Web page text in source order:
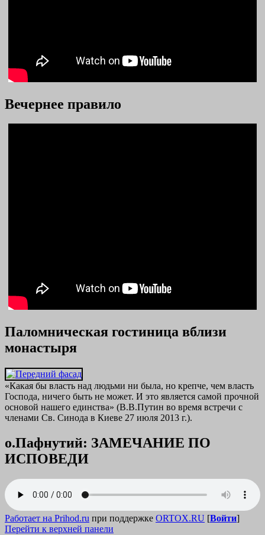
Вечернее правило
Паломническая гостиница вблизи
монастыря
«Какая бы власть над людьми ни была, но крепче, чем власть
Господа, ничего быть не может. И это является самой прочной
основой нашего единства» (В.В.Путин во время встречи с
членами Св. Синода в Киеве 27 июля 2013 г.).
о.Пафнутий: ЗАМЕЧАНИЕ ПО
ИСПОВЕДИ
Работает на Prihod.ru при поддержке ORTOX.RU [Войти]
Перейти к верхней панели